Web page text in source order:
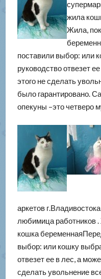
жила
Жила,
поставили выбор: или
руководство отвезет
этого не сделать
было гарантировано.
опекуны –это четверо
аркетов
любимица работников
кошка
выбор: или кошку
отвезет ее в лес, а
сделать увольнение